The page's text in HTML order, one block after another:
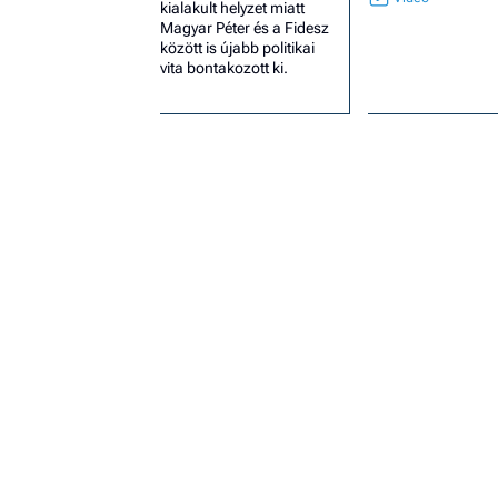
kialakult helyzet miatt
Magyar Péter és a Fidesz
között is újabb politikai
vita bontakozott ki.